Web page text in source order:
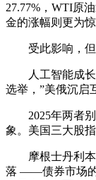
27.77%，WTI原
金的涨幅则更为惊
受此影响，但也
人工智能成长等
选举，”美俄沉启
2025年两者别
象。美国三大股
摩根士丹利本
落 ——债券市场的